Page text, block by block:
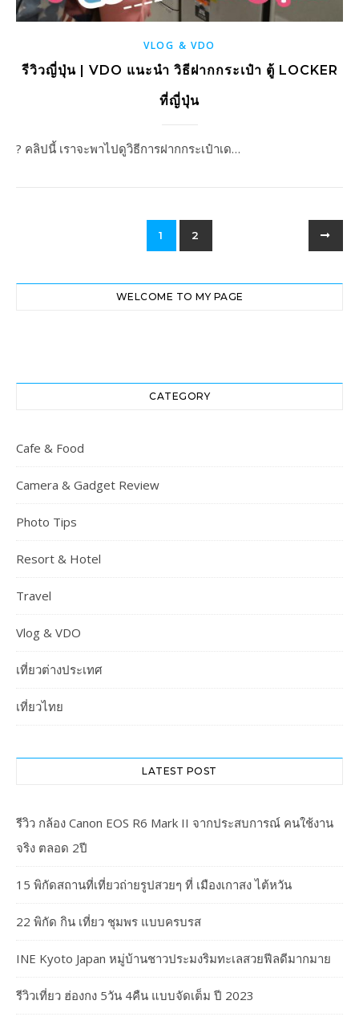
VLOG & VDO
รีวิวญี่ปุ่น | VDO แนะนำ วิธีฝากกระเป๋า ตู้ LOCKER
ที่ญี่ปุ่น
? คลิปนี้ เราจะพาไปดูวิธีการฝากกระเป๋าเด…
1 2
WELCOME TO MY PAGE
CATEGORY
Cafe & Food
Camera & Gadget Review
Photo Tips
Resort & Hotel
Travel
Vlog & VDO
เที่ยวต่างประเทศ
เที่ยวไทย
LATEST POST
รีวิว กล้อง Canon EOS R6 Mark II จากประสบการณ์ คนใช้งาน
จริง ตลอด 2ปี
15 พิกัดสถานที่เที่ยวถ่ายรูปสวยๆ ที่ เมืองเกาสง ไต้หวัน
22 พิกัด กิน เที่ยว ชุมพร แบบครบรส
INE Kyoto Japan หมู่บ้านชาวประมงริมทะเลสวยฟีลดีมากมาย
รีวิวเที่ยว ฮ่องกง 5วัน 4คืน แบบจัดเต็ม ปี 2023